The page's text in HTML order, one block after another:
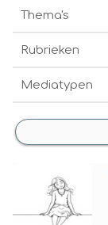
Thema's
Rubrieken
Mediatypen